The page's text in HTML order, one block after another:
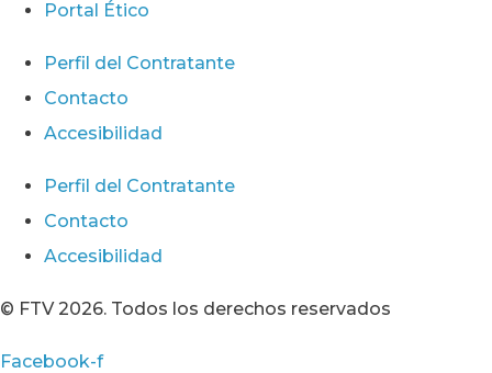
Portal Ético
Perfil del Contratante
Contacto
Accesibilidad
Perfil del Contratante
Contacto
Accesibilidad
© FTV 2026. Todos los derechos reservados
Facebook-f